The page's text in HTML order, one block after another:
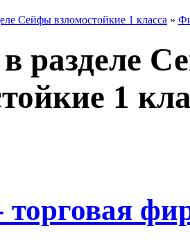
Сейфы взломостойкие 1 класса »
разделе
1
торговая